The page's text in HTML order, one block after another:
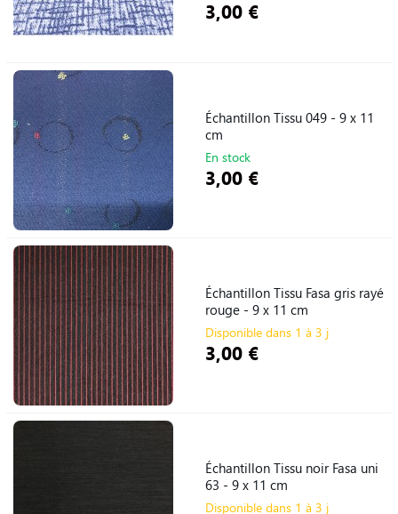
3,00 €
Échantillon Tissu 049 - 9 x 11
cm
En stock
3,00 €
Échantillon Tissu Fasa gris rayé
rouge - 9 x 11 cm
Disponible dans 1 à 3 j
3,00 €
Échantillon Tissu noir Fasa uni
63 - 9 x 11 cm
Disponible dans 1 à 3 j